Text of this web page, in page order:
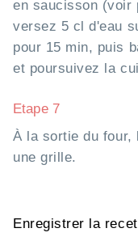
en saucisson (voir
versez 5 cl d'eau
pour 15 min, puis
et poursuivez la
Etape 7
À la sortie du
une grille.
Enregistrer la